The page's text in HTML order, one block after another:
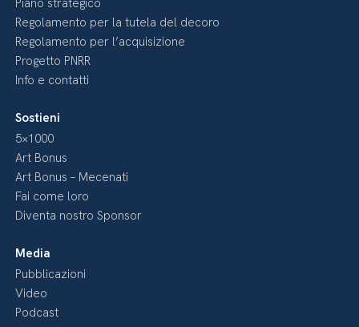
Regolamento per la tutela del decoro
Regolamento per l’acquisizione
Progetto PNRR
Info e contatti
Sostieni
5×1000
Art Bonus
Art Bonus – Mecenati
Fai come loro
Diventa nostro Sponsor
Media
Pubblicazioni
Video
Podcast